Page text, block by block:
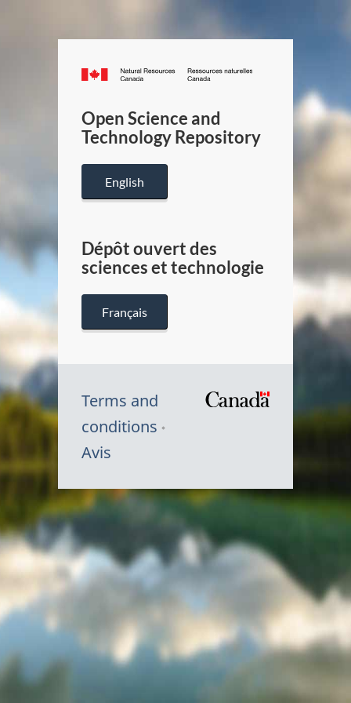
Canada.ca
/
Canada
Open Science and
Technology Repository
English
Dépôt ouvert des
sciences et technologie
Français
Terms and
conditions
Avis
Symbole
du